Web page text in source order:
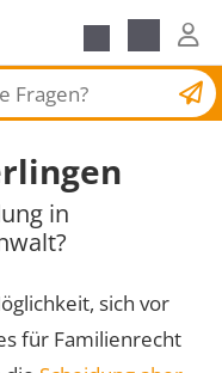
Scheidungsantrag
in
sich vor
für Familienrecht